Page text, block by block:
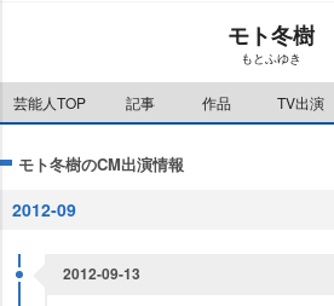
モト冬樹
もとふゆき
芸能人TOP 記事 作品 TV出演
モト冬樹のCM出演情報
2012-09
2012-09-13